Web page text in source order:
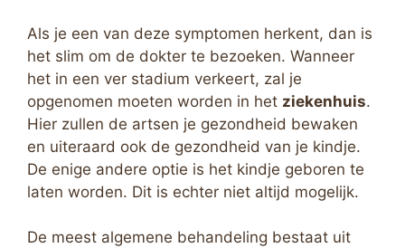
Als je een van deze symptomen herkent, dan is
het slim om de dokter te bezoeken. Wanneer
het in een ver stadium verkeert, zal je
opgenomen moeten worden in het ziekenhuis.
Hier zullen de artsen je gezondheid bewaken
en uiteraard ook de gezondheid van je kindje.
De enige andere optie is het kindje geboren te
laten worden. Dit is echter niet altijd mogelijk.
De meest algemene behandeling bestaat uit